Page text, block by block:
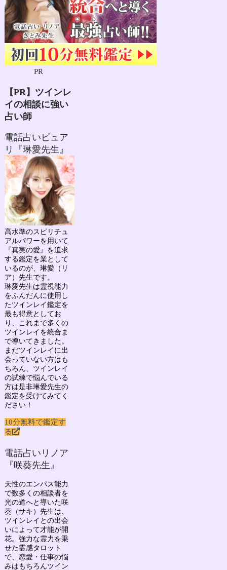
PR
【PR】ツインレ
イの相談に強い
占い師
電話占いピュア
リ『琳愛先生』
高水準のスピリチュ
アルパワーを用いて
『真実の愛』を追求
する鑑定を業として
いるのが、 琳愛（リ
ア）先生です。
琳愛先生は霊視能力
をふんだんに使用し
たツインレイ鑑定を
最も得意としてお
り、 これまで多くの
ツインレイを統合ま
で導いてきました。
まだツインレイに出
会っていない方はも
ちろん、ツインレイ
の試練で悩んでいる
方は是非琳愛先生の
鑑定を受けてみてく
ださい！
10分無料で鑑定す
る
電話占いリノア
『咲葵先生』
天性のエンパス能力
で数多くの相談者を
光の道へと導いた咲
葵（サキ）先生は、
ツインレイとの出会
いによって才能が開
花。強力な霊力を乗
せた霊感タロット
で、 恋愛・仕事の悩
みはもちろんツイン